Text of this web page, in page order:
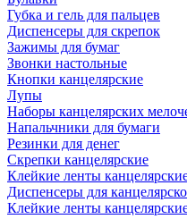
Губка и гель для пальцев
Диспенсеры для скрепок
Зажимы для бумаг
Звонки настольные
Кнопки канцелярские
Лупы
Наборы канцелярских
Напальчники для бумаги
Резинки для денег
Скрепки канцелярские
Клейкие ленты
Диспенсеры для
Клейкие ленты